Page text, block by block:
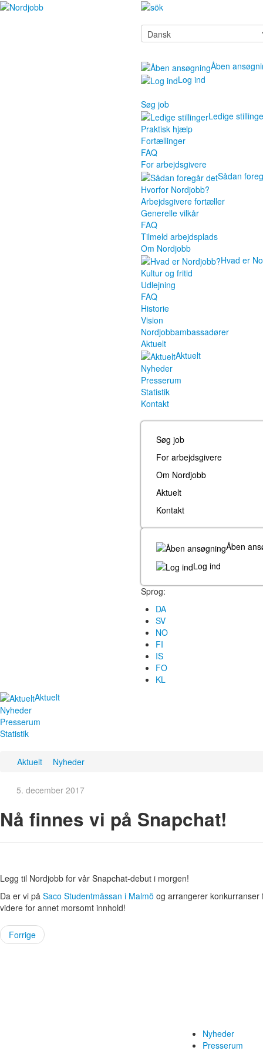
Åben
Log ind
Søg job
Ledige
Praktisk hjælp
Fortællinger
FAQ
For arbejdsgivere
Sådan
Hvorfor Nordjobb?
Arbejdsgivere fortæller
Generelle vilkår
FAQ
Tilmeld arbejdsplads
Om Nordjobb
Hvad er
Kultur og fritid
Udlejning
FAQ
Historie
Vision
Nordjobbambassadører
Aktuelt
Aktuelt
Nyheder
Presserum
Statistik
Kontakt
Søg job
For arbejdsgivere
Om Nordjobb
Aktuelt
Kontakt
Åben
Log ind
Sprog:
DA
SV
NO
FI
IS
FO
KL
Aktuelt
Nyheder
Presserum
Statistik
Aktuelt Nyheder
5. december 2017
Nå finnes vi på Snapchat!
Legg til Nordjobb for vår Snapchat-debut i morgen!
Da er vi på Saco Studentmässan i Malmö og arrangerer
videre for annet morsomt innhold!
Forrige
Nyheder
Presserum